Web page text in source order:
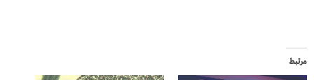
مرتبط